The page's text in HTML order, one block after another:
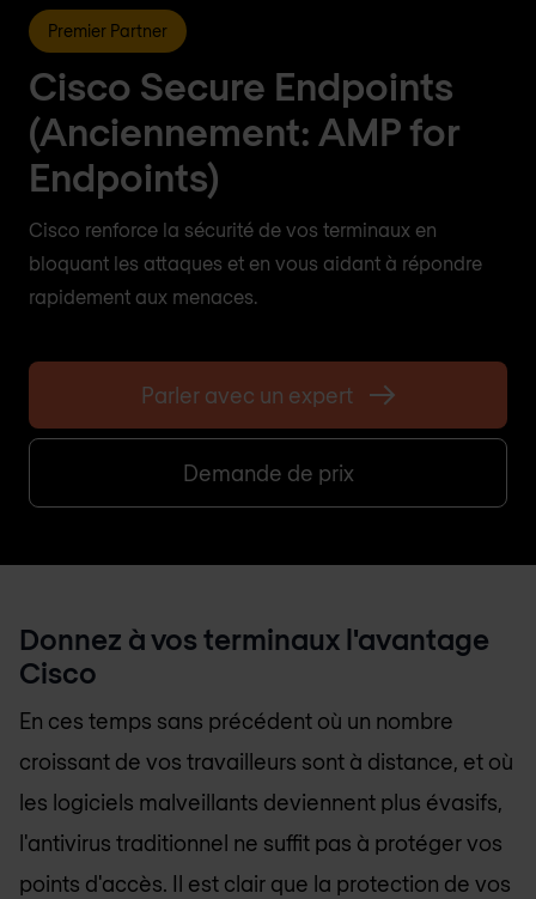
Premier Partner
Cisco Secure Endpoints
(Anciennement: AMP for
Endpoints)
Cisco renforce la sécurité de vos terminaux en
bloquant les attaques et en vous aidant à répondre
rapidement aux menaces.
Parler avec un expert
Demande de prix
Donnez à vos terminaux l'avantage
Cisco
En ces temps sans précédent où un nombre
croissant de vos travailleurs sont à distance, et où
les logiciels malveillants deviennent plus évasifs,
l'antivirus traditionnel ne suffit pas à protéger vos
points d'accès. Il est clair que la protection de vos